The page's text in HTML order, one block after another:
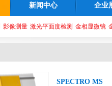
新闻中心 企业
影像测量 激光平面度检测 金相显微镜
SPECTRO MS